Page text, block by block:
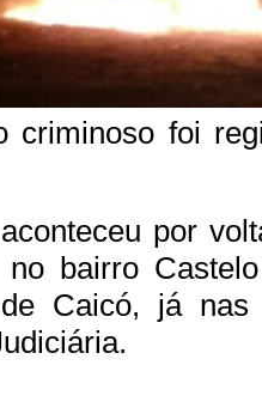
criminoso foi
por
no bairro
Caicó, já nas